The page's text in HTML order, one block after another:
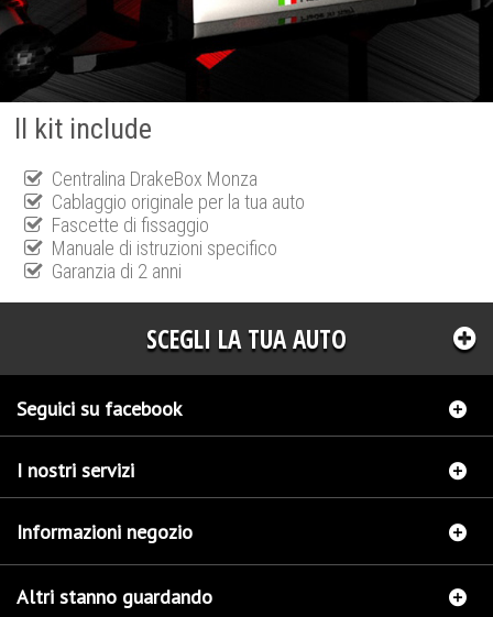
Il kit include
Centralina DrakeBox Monza
Cablaggio originale per la tua auto
Fascette di fissaggio
Manuale di istruzioni specifico
Garanzia di 2 anni
SCEGLI LA TUA AUTO
Seguici su facebook
I nostri servizi
Informazioni negozio
Altri stanno guardando